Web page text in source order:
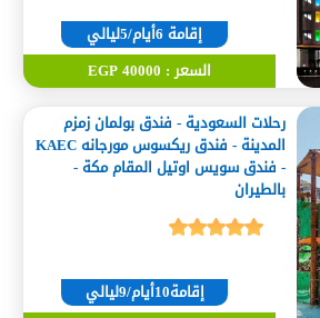
إقامة 6أيام/5ليالي
السعر : 40000 EGP
رحلات السعودية - فندق بولمان زمزم
المدينة - فندق ريكسوس مورجانه KAEC
- فندق سويس اوتيل المقام مكة -
بالطيران
إقامة10أيام/9ليالي